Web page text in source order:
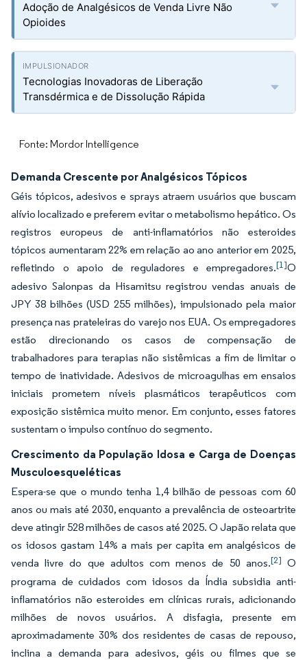
Adoção de Analgésicos de Venda Livre Não
Opioides
Tecnologias Inovadoras de Liberação
Transdérmica e de Dissolução Rápida
Fonte: Mordor Intelligence
Demanda Crescente por Analgésicos Tópicos
Géis tópicos, adesivos e sprays atraem usuários que buscam
alívio localizado e preferem evitar o metabolismo hepático. Os
registros europeus de anti-inflamatórios não esteroides
tópicos aumentaram 22% em relação ao ano anterior em 2025,
refletindo o apoio de reguladores e empregadores.[1]O
adesivo Salonpas da Hisamitsu registrou vendas anuais de
JPY 38 bilhões (USD 255 milhões), impulsionado pela maior
presença nas prateleiras do varejo nos EUA. Os empregadores
estão direcionando os casos de compensação de
trabalhadores para terapias não sistêmicas a fim de limitar o
tempo de inatividade. Adesivos de microagulhas em ensaios
iniciais prometem níveis plasmáticos terapêuticos com
exposição sistêmica muito menor. Em conjunto, esses fatores
sustentam o impulso contínuo do segmento.
Crescimento da População Idosa e Carga de Doenças
Musculoesqueléticas
Espera-se que o mundo tenha 1,4 bilhão de pessoas com 60
anos ou mais até 2030, enquanto a prevalência de osteoartrite
deve atingir 528 milhões de casos até 2025. O Japão relata que
os idosos gastam 14% a mais per capita em analgésicos de
venda livre do que adultos com menos de 50 anos.[2] O
programa de cuidados com idosos da Índia subsidia anti-
inflamatórios não esteroides em clínicas rurais, adicionando
milhões de novos usuários. A disfagia, presente em
aproximadamente 30% dos residentes de casas de repouso,
inclina a demanda para adesivos, géis ou filmes que se